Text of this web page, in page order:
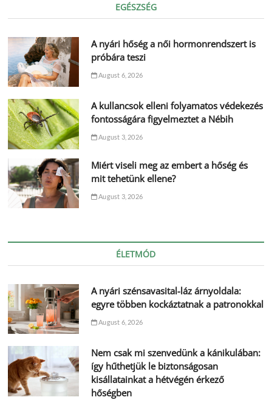
EGÉSZSÉG
A nyári hőség a női hormonrendszert is
próbára teszi
August 6, 2026
A kullancsok elleni folyamatos védekezés
fontosságára figyelmeztet a Nébih
August 3, 2026
Miért viseli meg az embert a hőség és
mit tehetünk ellene?
August 3, 2026
ÉLETMÓD
A nyári szénsavasital-láz árnyoldala:
egyre többen kockáztatnak a patronokkal
August 6, 2026
Nem csak mi szenvedünk a kánikulában:
így hűthetjük le biztonságosan
kisállatainkat a hétvégén érkező
hőségben